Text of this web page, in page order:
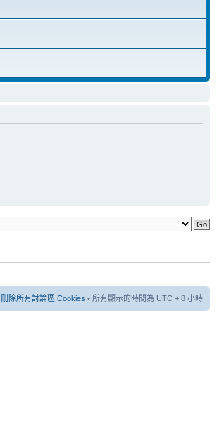
刪除所有討論區 Cookies • 所有顯示的時間為 UTC + 8 小時